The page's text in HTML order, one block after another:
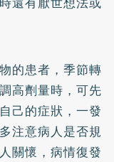
的患者，季節轉
高劑量時，可先
己的症狀，一發
注意病人是否規
關懷，病情復發